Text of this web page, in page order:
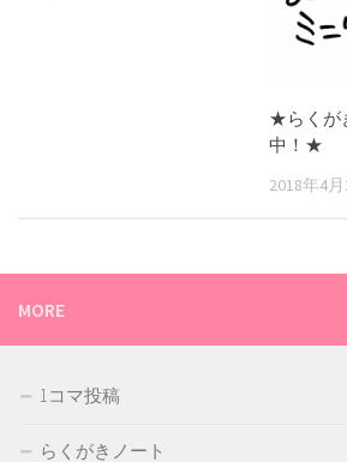
★らくが
中！★
2018年4月
MORE
1コマ投稿
らくがきノート